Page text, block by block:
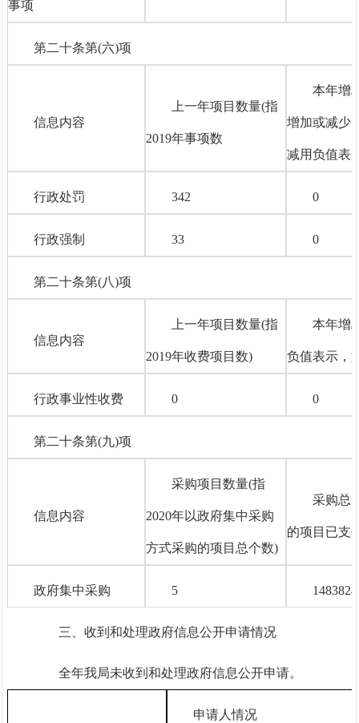
事项
第二十条第(六)项
信息内容
上一年项目数量(指
2019年事项数
本年增/
增加或减少
减用负值表
行政处罚 342 0
行政强制 33 0
第二十条第(八)项
信息内容
上一年项目数量(指
2019年收费项目数)
本年增/
负值表示，
行政事业性收费 0 0
第二十条第(九)项
信息内容
采购项目数量(指
2020年以政府集中采购
方式采购的项目总个数)
采购总
的项目已支
政府集中采购 5
三、收到和处理政府信息公开申请情况
全年我局未收到和处理政府信息公开申请。
申请人情况